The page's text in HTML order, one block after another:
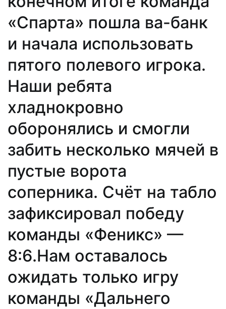
«Спарта» пошла ва-банк
и начала использовать
пятого полевого игрока.
Наши ребята
хладнокровно
оборонялись и смогли
забить несколько мячей в
пустые ворота
соперника. Счёт на табло
зафиксировал победу
команды «Феникс» —
8:6.Нам оставалось
ожидать только игру
команды «Дальнего